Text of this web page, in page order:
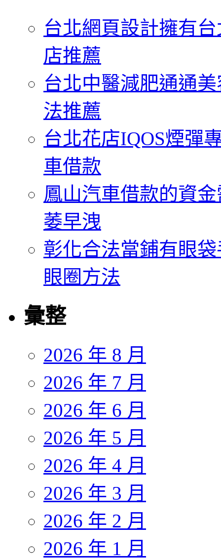
台北網頁設計擁有
店推薦
台北中醫減肥通通
法推薦
台北花店IQOS煙彈
車借款
鳳山汽車借款的資
萎早洩
彰化合法當鋪有眼
眼圈方法
彙整
2026 年 8 月
2026 年 7 月
2026 年 6 月
2026 年 5 月
2026 年 4 月
2026 年 3 月
2026 年 2 月
2026 年 1 月